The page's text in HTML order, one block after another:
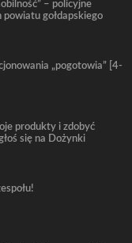
– policyjne
powiatu gołdapskiego
„pogotowia” [4-
produkty i zdobyć
się na Dożynki